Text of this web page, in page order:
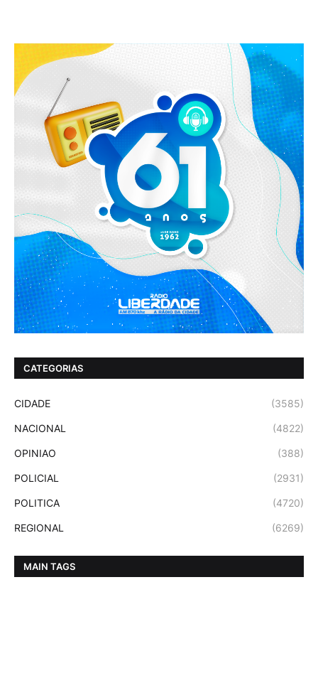
CATEGORIAS
CIDADE (3585)
NACIONAL (4822)
OPINIAO (388)
POLICIAL (2931)
POLITICA (4720)
REGIONAL (6269)
MAIN TAGS